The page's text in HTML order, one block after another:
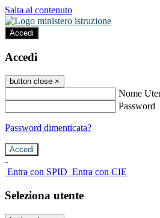
Salta al contenuto
Accedi
Accedi
button close ×
Nome
Password
Password dimenticata?
-
Entra con SPID Entra con CIE
Seleziona utente